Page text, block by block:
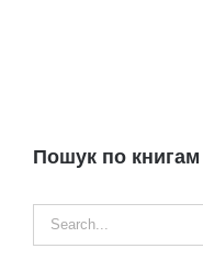
Пошук по книгам